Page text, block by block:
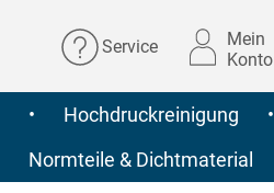
Service
Mein
Konto
• Hochdruckreinigung •
Normteile & Dichtmaterial